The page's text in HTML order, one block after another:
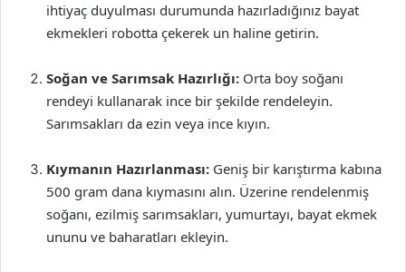
ihtiyaç duyulması durumunda hazırladığınız bayat
ekmekleri robotta çekerek un haline getirin.
Soğan ve Sarımsak Hazırlığı: Orta boy soğanı
rendeyi kullanarak ince bir şekilde rendeleyin.
Sarımsakları da ezin veya ince kıyın.
Kıymanın Hazırlanması: Geniş bir karıştırma kabına
500 gram dana kıymasını alın. Üzerine rendelenmiş
soğanı, ezilmiş sarımsakları, yumurtayı, bayat ekmek
ununu ve baharatları ekleyin.